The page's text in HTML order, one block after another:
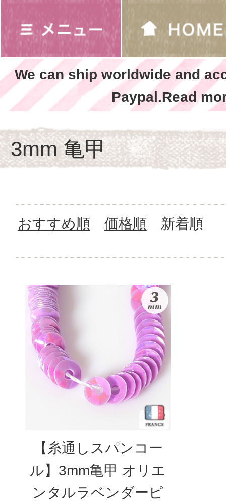
We can ship worldwide and
Paypal.Read
3mm 亀甲
おすすめ順 価格順 新着順
【糸通しスパンコー
ル】3mm亀甲 オリエ
ンタルラベンダーピ